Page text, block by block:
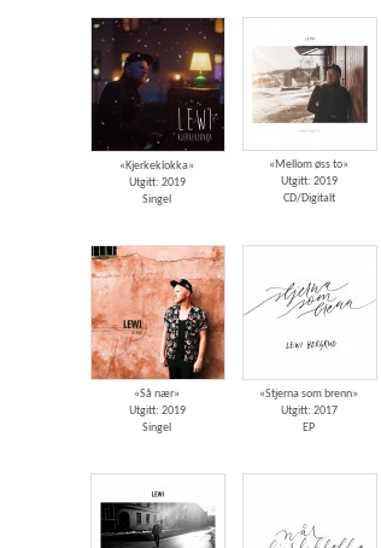
«Kjerkeklokka»
Utgitt: 2019
Singel
«Mellom øss to»
Utgitt: 2019
CD/Digitalt
«Så nær»
Utgitt: 2019
Singel
«Stjerna som brenn»
Utgitt: 2017
EP